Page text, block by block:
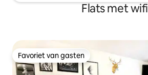
Flats met wifi
Favoriet van gasten
Favoriet van gasten